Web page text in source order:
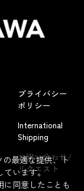
くあるお問い合わせ
プライバシー
ポリシー
International
Shipping
お問い合わせ/
リクエスト
最適な提供、ト
ています。
同意したことも